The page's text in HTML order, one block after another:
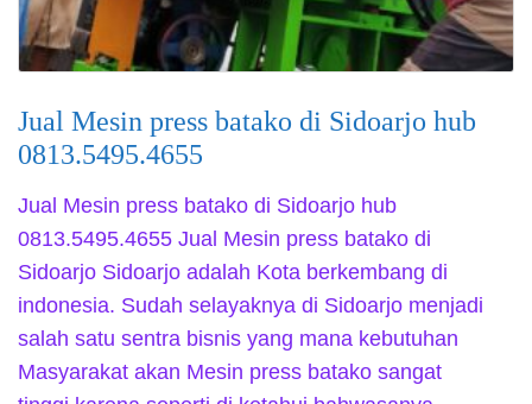
Jual Mesin press batako di Sidoarjo hub
0813.5495.4655
Jual Mesin press batako di Sidoarjo hub
0813.5495.4655 Jual Mesin press batako di
Sidoarjo Sidoarjo adalah Kota berkembang di
indonesia. Sudah selayaknya di Sidoarjo menjadi
salah satu sentra bisnis yang mana kebutuhan
Masyarakat akan Mesin press batako sangat